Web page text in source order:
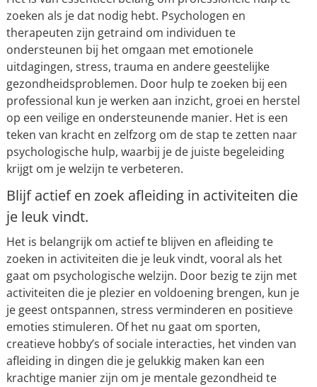
zoeken als je dat nodig hebt. Psychologen en
therapeuten zijn getraind om individuen te
ondersteunen bij het omgaan met emotionele
uitdagingen, stress, trauma en andere geestelijke
gezondheidsproblemen. Door hulp te zoeken bij een
professional kun je werken aan inzicht, groei en herstel
op een veilige en ondersteunende manier. Het is een
teken van kracht en zelfzorg om de stap te zetten naar
psychologische hulp, waarbij je de juiste begeleiding
krijgt om je welzijn te verbeteren.
Blijf actief en zoek afleiding in activiteiten die
je leuk vindt.
Het is belangrijk om actief te blijven en afleiding te
zoeken in activiteiten die je leuk vindt, vooral als het
gaat om psychologische welzijn. Door bezig te zijn met
activiteiten die je plezier en voldoening brengen, kun je
je geest ontspannen, stress verminderen en positieve
emoties stimuleren. Of het nu gaat om sporten,
creatieve hobby’s of sociale interacties, het vinden van
afleiding in dingen die je gelukkig maken kan een
krachtige manier zijn om je mentale gezondheid te